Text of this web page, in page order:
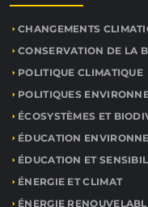
CHANGEMENTS
CONSERVATION DE LA
POLITIQUE CLIMATIQUE
POLITIQUES
ÉCOSYSTÈMES ET
ÉDUCATION
ÉDUCATION ET
ÉNERGIE ET CLIMAT
ÉNERGIE